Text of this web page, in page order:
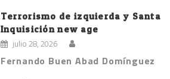
Terrorismo de izquierda y Santa
Inquisición new age
julio 28, 2026
Fernando Buen Abad Domínguez